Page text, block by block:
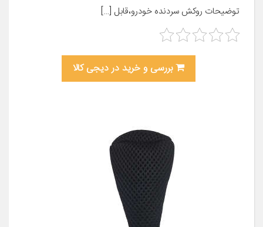
توضیحات روکش سردنده خودرو،قابل […]
بررسی و خرید در دیجی کالا